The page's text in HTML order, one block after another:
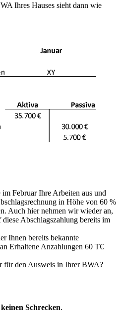
Ihres Hauses sieht dann wie
Februar Ihre Arbeiten aus und
in Höhe von 60 %
Auch hier nehmen wir wieder an,
Abschlagszahlung bereits im
Ihnen bereits bekannte
Erhaltene Anzahlungen 60 T€
für den Ausweis in Ihrer BWA?
keinen Schrecken.